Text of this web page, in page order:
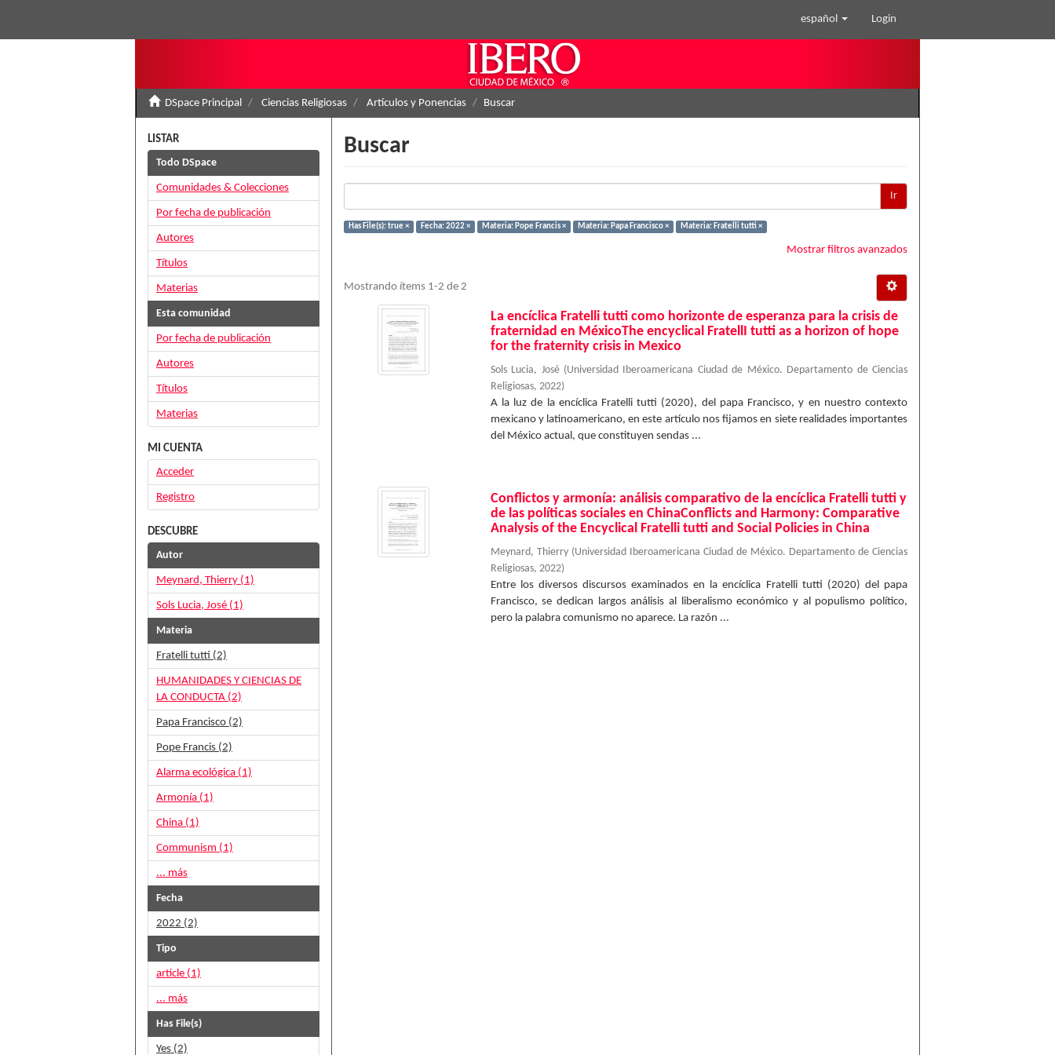
español Login
DSpace Principal Ciencias Religiosas Artículos y Ponencias Buscar
Buscar
Ir
Has File(s): true × Fecha: 2022 × Materia: Pope Francis × Materia: Papa Francisco × Materia: Fratelli tutti ×
Mostrar filtros avanzados
Mostrando ítems 1-2 de 2
La encíclica Fratelli tutti como horizonte de esperanza para la crisis de
fraternidad en MéxicoThe encyclical FratellI tutti as a horizon of hope
for the fraternity crisis in Mexico
Sols Lucia, José (Universidad Iberoamericana Ciudad de México. Departamento de Ciencias
Religiosas, 2022)
A la luz de la encíclica Fratelli tutti (2020), del papa Francisco, y en nuestro contexto
mexicano y latinoamericano, en este artículo nos fijamos en siete realidades importantes
del México actual, que constituyen sendas ...
Conflictos y armonía: análisis comparativo de la encíclica Fratelli tutti y
de las políticas sociales en ChinaConflicts and Harmony: Comparative
Analysis of the Encyclical Fratelli tutti and Social Policies in China
Meynard, Thierry (Universidad Iberoamericana Ciudad de México. Departamento de Ciencias
Religiosas, 2022)
Entre los diversos discursos examinados en la encíclica Fratelli tutti (2020) del papa
Francisco, se dedican largos análisis al liberalismo económico y al populismo político,
pero la palabra comunismo no aparece. La razón ...
LISTAR
Todo DSpace
Comunidades & Colecciones
Por fecha de publicación
Autores
Títulos
Materias
Esta comunidad
Por fecha de publicación
Autores
Títulos
Materias
MI CUENTA
Acceder
Registro
DESCUBRE
Autor
Meynard, Thierry (1)
Sols Lucia, José (1)
Materia
Fratelli tutti (2)
HUMANIDADES Y CIENCIAS DE
LA CONDUCTA (2)
Papa Francisco (2)
Pope Francis (2)
Alarma ecológica (1)
Armonía (1)
China (1)
Communism (1)
... más
Fecha
2022 (2)
Tipo
article (1)
... más
Has File(s)
Yes (2)